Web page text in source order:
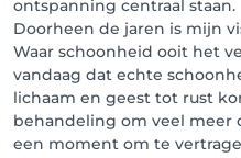
ontspanning centraal staan.
Doorheen de jaren is mijn
Waar schoonheid ooit het
vandaag dat echte
lichaam en geest tot rust
behandeling om veel meer
een moment om te